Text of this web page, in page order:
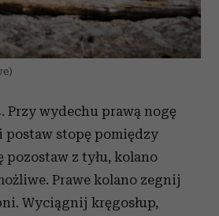
Przy wydechu prawą nogę
postaw stopę pomiędzy
pozostaw z tyłu, kolano
Prawe kolano zegnij
Wyciągnij kręgosłup,